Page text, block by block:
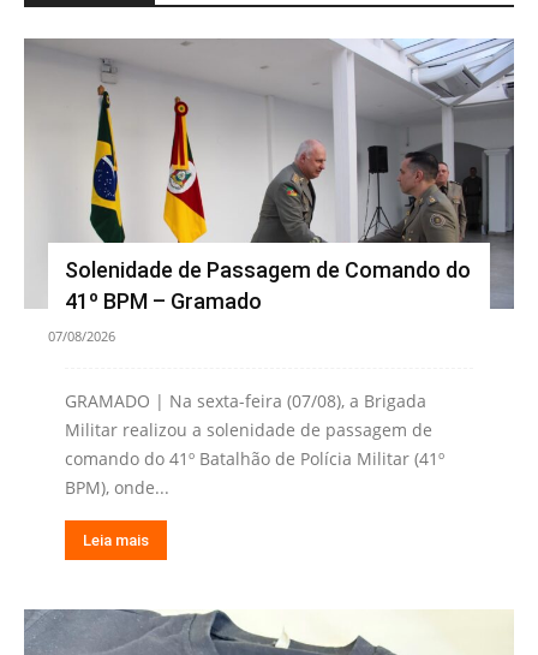
Solenidade de Passagem de Comando do
41º BPM – Gramado
07/08/2026
GRAMADO | Na sexta-feira (07/08), a Brigada
Militar realizou a solenidade de passagem de
comando do 41º Batalhão de Polícia Militar (41º
BPM), onde...
Leia mais